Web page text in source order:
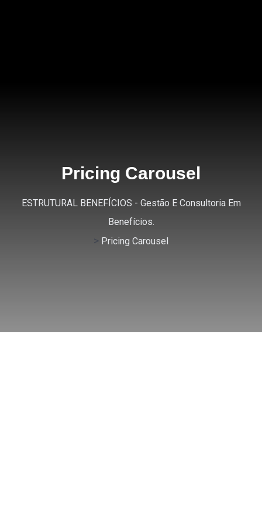
Pricing Carousel
ESTRUTURAL BENEFÍCIOS - Gestão E Consultoria Em
Benefícios.
> Pricing Carousel